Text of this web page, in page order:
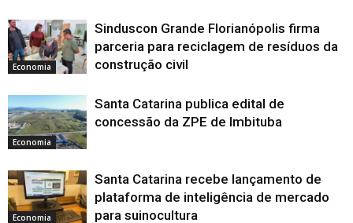
Economia
Sinduscon Grande Florianópolis firma
parceria para reciclagem de resíduos da
construção civil
Economia
Santa Catarina publica edital de
concessão da ZPE de Imbituba
Economia
Santa Catarina recebe lançamento de
plataforma de inteligência de mercado
para suinocultura